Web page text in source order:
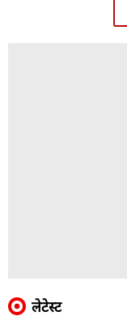
लेटेस्ट